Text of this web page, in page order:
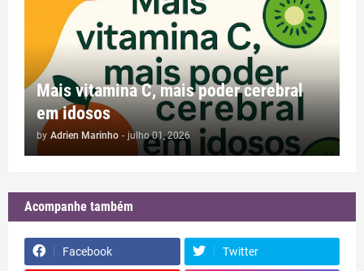
Mais vitamina C, mais poder cerebral
em idosos
by Adrien Marinho - julho 01, 2026
Acompanhe também
Facebook Twitter